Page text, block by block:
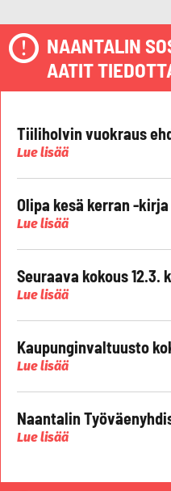
NAANTALIN
AATIT
Tiiliholvin vuokraus
Lue lisää
Olipa kesä kerran -kirja
Lue lisää
Seuraava kokous 12.3.
Lue lisää
Kaupunginvaltuusto
Lue lisää
Naantalin
Lue lisää